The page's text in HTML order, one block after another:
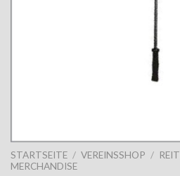
STARTSEITE / VEREINSSHOP /
MERCHANDISE